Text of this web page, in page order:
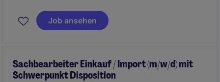
vielseitigen Rolle unterstützt du administrative und
organisatorische Prozesse, wirkst bei Projekten mit
Job ansehen
Sachbearbeiter Einkauf / Import (m/w/d) mit
Schwerpunkt Disposition